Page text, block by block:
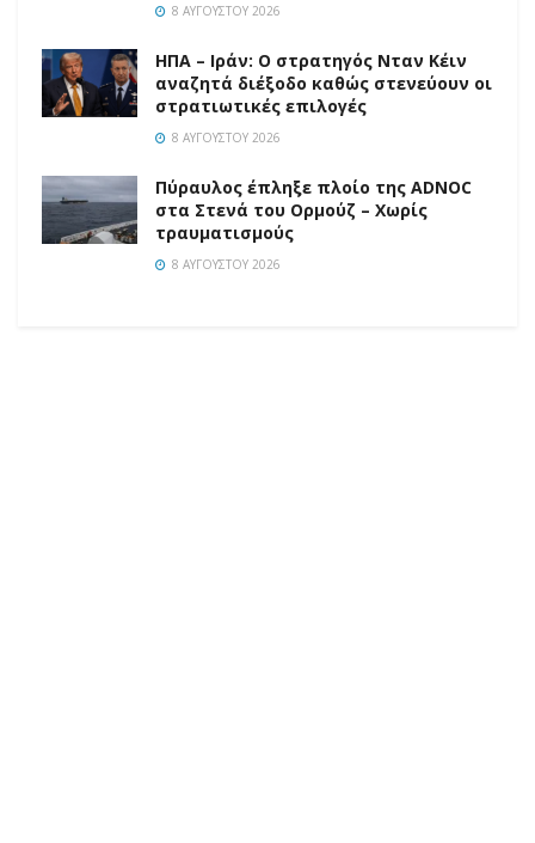
8 ΑΥΓΟΎΣΤΟΥ 2026
ΗΠΑ – Ιράν: Ο στρατηγός Νταν Κέιν
αναζητά διέξοδο καθώς στενεύουν οι
στρατιωτικές επιλογές
8 ΑΥΓΟΎΣΤΟΥ 2026
Πύραυλος έπληξε πλοίο της ADNOC
στα Στενά του Ορμούζ – Χωρίς
τραυματισμούς
8 ΑΥΓΟΎΣΤΟΥ 2026